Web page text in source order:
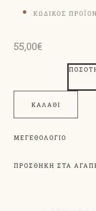
ΚΩΔΙΚΟΣ
55,00€
ΚΑΛΆΘΙ
ΜΕΓΕΘΟΛΌΓΙΟ
ΠΡΟΣΘΗΚΗ ΣΤΑ